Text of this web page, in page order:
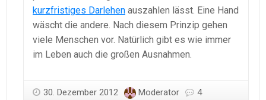
kurzfristiges Darlehen auszahlen lässt. Eine Hand
wäscht die andere. Nach diesem Prinzip gehen
viele Menschen vor. Natürlich gibt es wie immer
im Leben auch die großen Ausnahmen.
30. Dezember 2012 Moderator
4